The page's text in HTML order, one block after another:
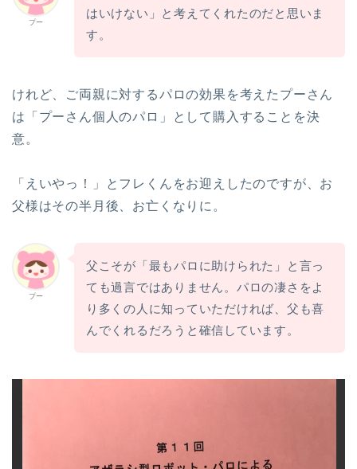
プー
はいけない」と考えてくれたのだと思いま
す。
けれど、ご両親に対するパロの効果を考えたプーさん
は「プーさん個人のパロ」として購入することを決
意。
「えいやっ！」とフレくんをお迎えしたのですが、お
父様はその半月後、お亡くなりに。
プー
父こそが「最もパロに助けられた」と言っ
ても過言ではありません。パロの凄さをよ
り多くの人に知っていただければ、父も喜
んでくれるだろうと確信しています。